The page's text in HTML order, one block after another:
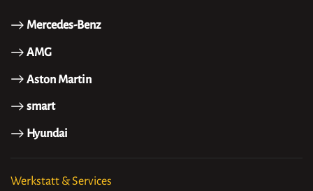
Mercedes-Benz
AMG
Aston Martin
smart
Hyundai
Werkstatt & Services